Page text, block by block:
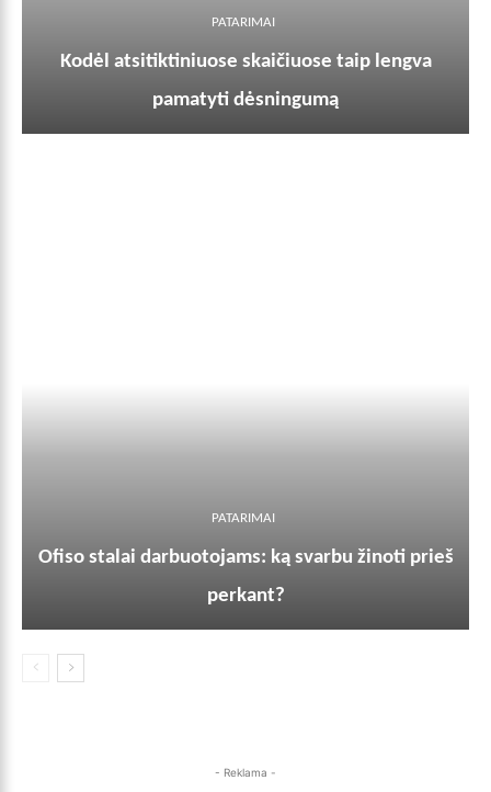
PATARIMAI
Kodėl atsitiktiniuose skaičiuose taip lengva
pamatyti dėsningumą
PATARIMAI
Ofiso stalai darbuotojams: ką svarbu žinoti prieš
perkant?
- Reklama -